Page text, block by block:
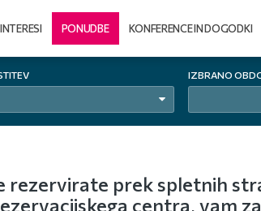
IZBRANO
INTERESI PONUDBE KONFERENCE IN DOGODKI
rezervirate prek spletnih
centra, vam